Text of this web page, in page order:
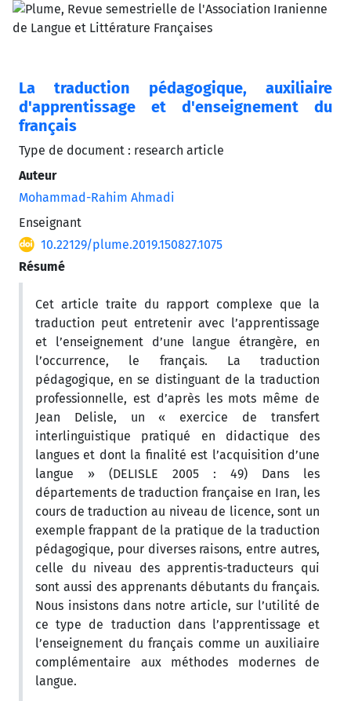
La traduction pédagogique, auxiliaire
d'apprentissage et d'enseignement du
français
Type de document : research article
Auteur
Mohammad-Rahim Ahmadi
Enseignant
10.22129/plume.2019.150827.1075
Résumé
Cet article traite du rapport complexe que la
traduction peut entretenir avec l’apprentissage
et l’enseignement d’une langue étrangère, en
l’occurrence, le français. La traduction
pédagogique, en se distinguant de la traduction
professionnelle, est d’après les mots même de
Jean Delisle, un « exercice de transfert
interlinguistique pratiqué en didactique des
langues et dont la finalité est l’acquisition d’une
langue » (DELISLE 2005 : 49) Dans les
départements de traduction française en Iran, les
cours de traduction au niveau de licence, sont un
exemple frappant de la pratique de la traduction
pédagogique, pour diverses raisons, entre autres,
celle du niveau des apprentis-traducteurs qui
sont aussi des apprenants débutants du français.
Nous insistons dans notre article, sur l’utilité de
ce type de traduction dans l’apprentissage et
l’enseignement du français comme un auxiliaire
complémentaire aux méthodes modernes de
langue.